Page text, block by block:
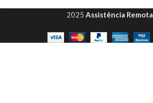
2025 Assistência Remota